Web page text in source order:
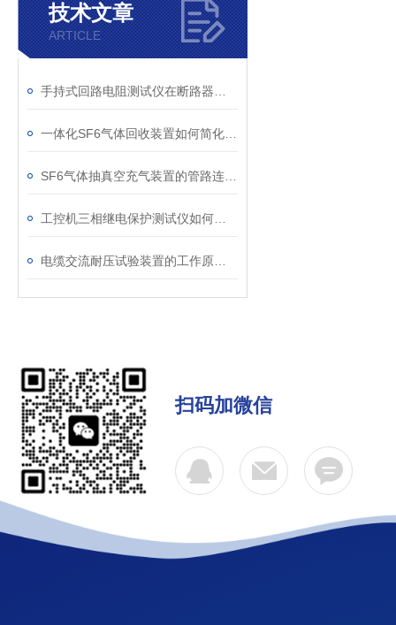
技术文章
ARTICLE
扫码加微信